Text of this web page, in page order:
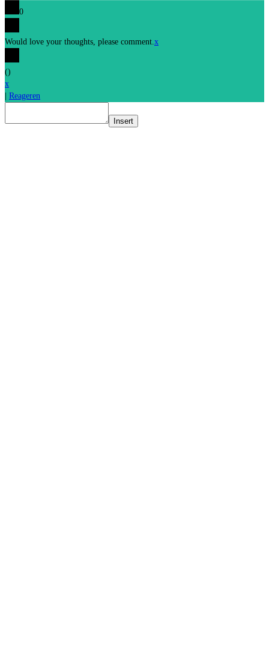
0
Would love your thoughts, please comment.x
()
x
Reageren
Insert